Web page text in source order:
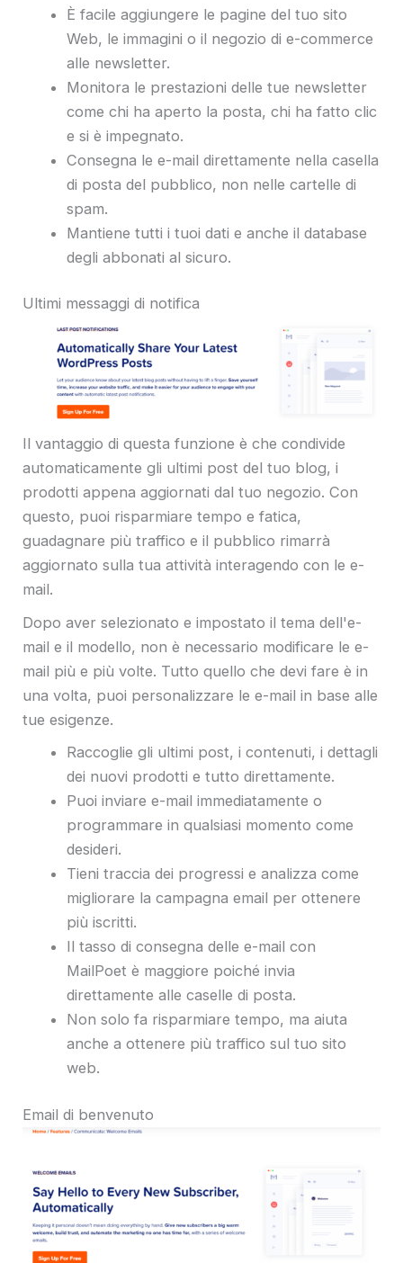
È facile aggiungere le pagine del tuo sito
Web, le immagini o il negozio di e-commerce
alle newsletter.
Monitora le prestazioni delle tue newsletter
come chi ha aperto la posta, chi ha fatto clic
e si è impegnato.
Consegna le e-mail direttamente nella casella
di posta del pubblico, non nelle cartelle di
spam.
Mantiene tutti i tuoi dati e anche il database
degli abbonati al sicuro.
Ultimi messaggi di notifica
Il vantaggio di questa funzione è che condivide
automaticamente gli ultimi post del tuo blog, i
prodotti appena aggiornati dal tuo negozio. Con
questo, puoi risparmiare tempo e fatica,
guadagnare più traffico e il pubblico rimarrà
aggiornato sulla tua attività interagendo con le e-
mail.
Dopo aver selezionato e impostato il tema dell'e-
mail e il modello, non è necessario modificare le e-
mail più e più volte. Tutto quello che devi fare è in
una volta, puoi personalizzare le e-mail in base alle
tue esigenze.
Raccoglie gli ultimi post, i contenuti, i dettagli
dei nuovi prodotti e tutto direttamente.
Puoi inviare e-mail immediatamente o
programmare in qualsiasi momento come
desideri.
Tieni traccia dei progressi e analizza come
migliorare la campagna email per ottenere
più iscritti.
Il tasso di consegna delle e-mail con
MailPoet è maggiore poiché invia
direttamente alle caselle di posta.
Non solo fa risparmiare tempo, ma aiuta
anche a ottenere più traffico sul tuo sito
web.
Email di benvenuto